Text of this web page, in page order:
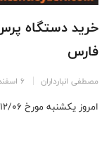
خرید دستگاه
فارس
مصطفی انبارداران 6 اسفند 1402
امروز یکشنبه مورخ ۱۴۰۲/۱۲/۰۶ بارگیری یکدستگاه پرس کاه نرم از ترکیه ...